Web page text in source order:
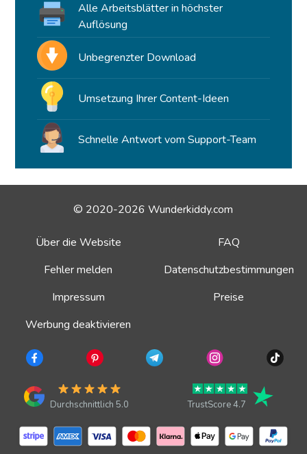
Alle Arbeitsblätter in höchster
Auflösung
Unbegrenzter Download
Umsetzung Ihrer Content-Ideen
Schnelle Antwort vom Support-Team
© 2020-2026 Wunderkiddy.com
Über die Website
FAQ
Fehler melden
Datenschutzbestimmungen
Impressum
Preise
Werbung deaktivieren
Durchschnittlich 5.0 TrustScore 4.7